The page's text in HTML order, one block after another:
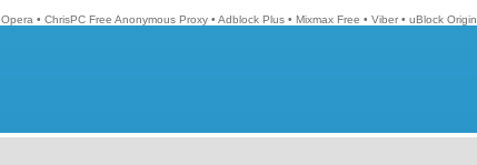
Opera • ChrisPC Free Anonymous Proxy • Adblock Plus • Mixmax Free • Viber • uBlock Origin